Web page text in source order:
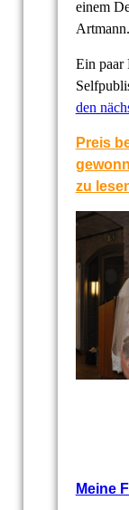
einem
Artmann.
Ein paar
den
Preis
zu
Meine